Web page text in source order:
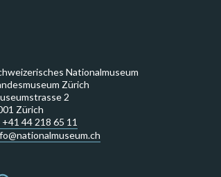
Nationalmuseum
Zürich
2
Zürich
+41 44 218 65 11